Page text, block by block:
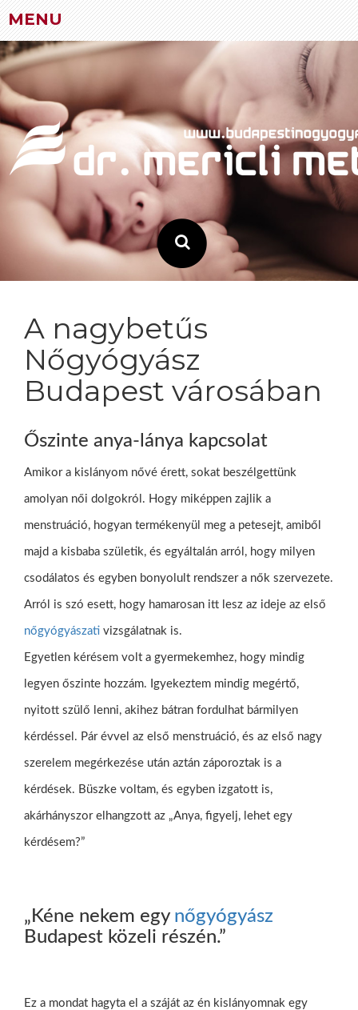
MENU
Skip
to
content
A nagybetűs
Nőgyógyász
Budapest városában
Őszinte anya-lánya kapcsolat
Amikor a kislányom nővé érett, sokat beszélgettünk
amolyan női dolgokról. Hogy miképpen zajlik a
menstruáció, hogyan termékenyül meg a petesejt, amiből
majd a kisbaba születik, és egyáltalán arról, hogy milyen
csodálatos és egyben bonyolult rendszer a nők szervezete.
Arról is szó esett, hogy hamarosan itt lesz az ideje az első
nőgyógyászati vizsgálatnak is.
Egyetlen kérésem volt a gyermekemhez, hogy mindig
legyen őszinte hozzám. Igyekeztem mindig megértő,
nyitott szülő lenni, akihez bátran fordulhat bármilyen
kérdéssel. Pár évvel az első menstruáció, és az első nagy
szerelem megérkezése után aztán záporoztak is a
kérdések. Büszke voltam, és egyben izgatott is,
akárhányszor elhangzott az „Anya, figyelj, lehet egy
kérdésem?”
„Kéne nekem egy nőgyógyász
Budapest közeli részén.”
Ez a mondat hagyta el a száját az én kislányomnak egy